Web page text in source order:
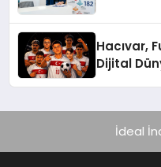
Hacıvar,
Dijital
İdeal